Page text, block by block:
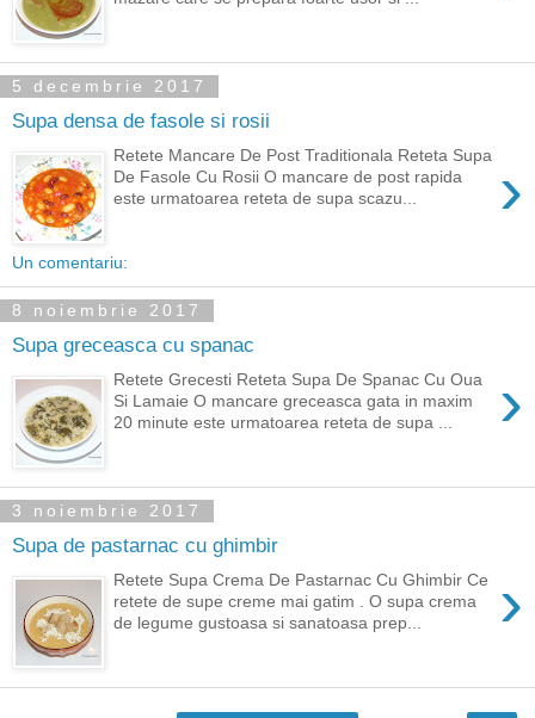
5 decembrie 2017
Supa densa de fasole si rosii
›
Retete Mancare De Post Traditionala Reteta Supa
De Fasole Cu Rosii O mancare de post rapida
este urmatoarea reteta de supa scazu...
Un comentariu:
8 noiembrie 2017
Supa greceasca cu spanac
›
Retete Grecesti Reteta Supa De Spanac Cu Oua
Si Lamaie O mancare greceasca gata in maxim
20 minute este urmatoarea reteta de supa ...
3 noiembrie 2017
Supa de pastarnac cu ghimbir
›
Retete Supa Crema De Pastarnac Cu Ghimbir Ce
retete de supe creme mai gatim . O supa crema
de legume gustoasa si sanatoasa prep...